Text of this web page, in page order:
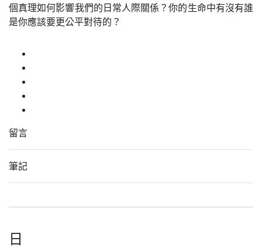
個真理如何影響我們的日常人際關係？你的生命中有沒有誰
是你應該要更公平對待的？
留言
筆記
日